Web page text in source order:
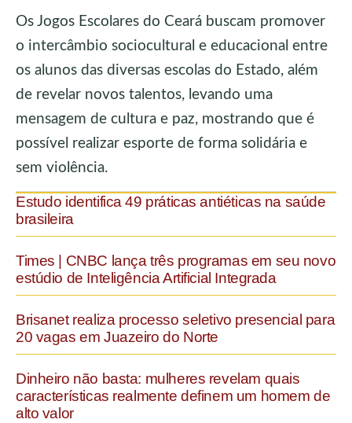
Os Jogos Escolares do Ceará buscam promover
o intercâmbio sociocultural e educacional entre
os alunos das diversas escolas do Estado, além
de revelar novos talentos, levando uma
mensagem de cultura e paz, mostrando que é
possível realizar esporte de forma solidária e
sem violência.
Estudo identifica 49 práticas antiéticas na saúde
brasileira
Times | CNBC lança três programas em seu novo
estúdio de Inteligência Artificial Integrada
Brisanet realiza processo seletivo presencial para
20 vagas em Juazeiro do Norte
Dinheiro não basta: mulheres revelam quais
características realmente definem um homem de
alto valor